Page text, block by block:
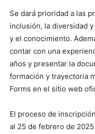
Se dará prioridad a las
inclusión, la diversidad
y el conocimiento.
contar con una
años y presentar la
formación y trayectoria
Forms en el sitio web
El proceso de
al 25 de febrero de